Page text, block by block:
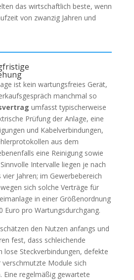
das wirtschaftlich beste, wenn
von zwanzig Jahren und
ist kein wartungsfreies Gerät,
manchmal so
umfasst typischerweise
Prüfung der Anlage, eine
und Kabelverbindungen,
aus dem
eine Reinigung sowie
Intervalle liegen je nach
Jahren; im Gewerbebereich
sich solche Verträge für
in einer Größenordnung
Euro pro Wartungsdurchgang.
den Nutzen anfangs und
fest, dass schleichende
lose Steckverbindungen, defekte
Module sich
Eine regelmäßig gewartete